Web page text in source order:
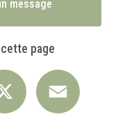
message
page